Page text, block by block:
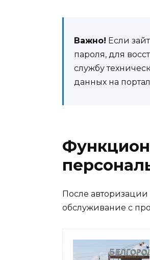
Важно! Если
пароля, для
службу
данных на
После
обслуживание с